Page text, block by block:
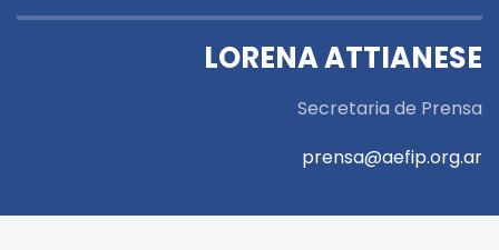
LORENA ATTIANESE
Secretaria de Prensa
prensa@aefip.org.ar